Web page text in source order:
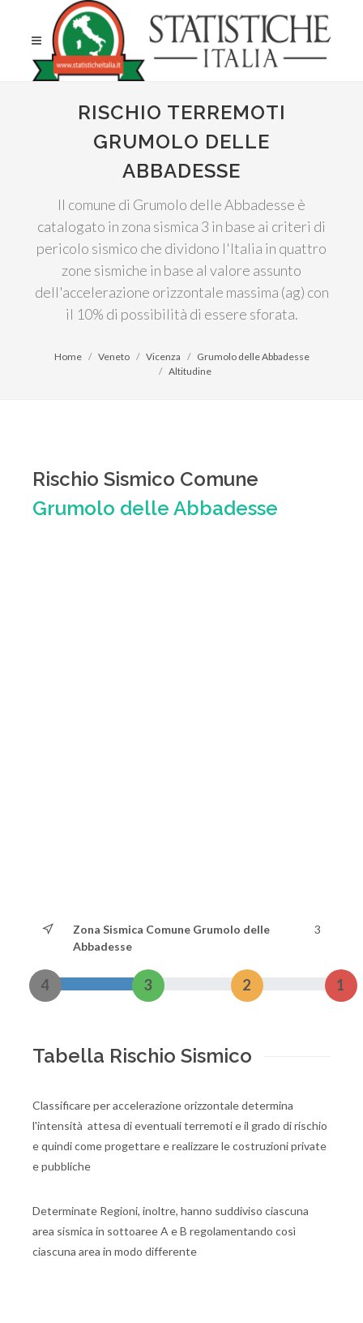
RISCHIO TERREMOTI
GRUMOLO DELLE
ABBADESSE
Il comune di Grumolo delle Abbadesse è
catalogato in zona sismica 3 in base ai criteri di
pericolo sismico che dividono l'Italia in quattro
zone sismiche in base al valore assunto
dell'accelerazione orizzontale massima (ag) con
il 10% di possibilità di essere sforata.
Home Veneto Vicenza
Grumolo delle Abbadesse
Altitudine
Rischio Sismico Comune
Grumolo delle Abbadesse
Zona Sismica Comune Grumolo delle
Abbadesse
3
4 3 2 1
Tabella Rischio Sismico
Classificare per accelerazione orizzontale determina
l'intensità attesa di eventuali terremoti e il grado di rischio
e quindi come progettare e realizzare le costruzioni private
e pubbliche
Determinate Regioni, inoltre, hanno suddiviso ciascuna
area sismica in sottoaree A e B regolamentando così
ciascuna area in modo differente